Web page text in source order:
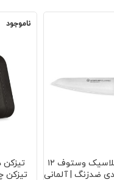
چاقوی چندمنظوره کلاسیک وستوف ۱۲
ضدزنگ | آلمانی
ناموجود
تیزکن